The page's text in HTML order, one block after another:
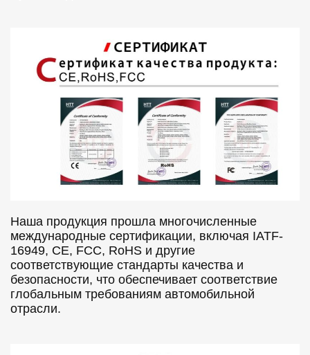
Наша продукция прошла многочисленные
международные сертификации, включая IATF-
16949, CE, FCC, RoHS и другие
соответствующие стандарты качества и
безопасности, что обеспечивает соответствие
глобальным требованиям автомобильной
отрасли.